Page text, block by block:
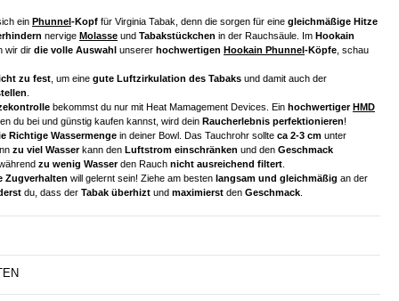
ein Phunnel-Kopf für Virginia Tabak, denn die sorgen für eine gleichmäßige Hitze
nervige Molasse und Tabakstückchen in der Rauchsäule. Im Hookain
wir dir die volle Auswahl unserer hochwertigen Hookain Phunnel-Köpfe , schau
zu fest , um eine gute Luftzirkulation des Tabaks und damit auch der
bekommst du nur mit Heat Mamagement Devices. Ein hochwertigerHMD
du bei und günstig kaufen kannst, wird dein Raucherlebnis perfektionieren!
Richtige Wassermenge in deiner Bowl. Das Tauchrohr sollte ca 2-3 cm unter
zu viel Wasserkann den Luftstrom einschränken und den Geschmack
zu wenig Wasserden Rauch nicht ausreichend filtert
Zugverhalten will gelernt sein! Ziehe am besten langsam und gleichmäßig an der
du, dass der Tabak überhizt und maximierst den Geschmack